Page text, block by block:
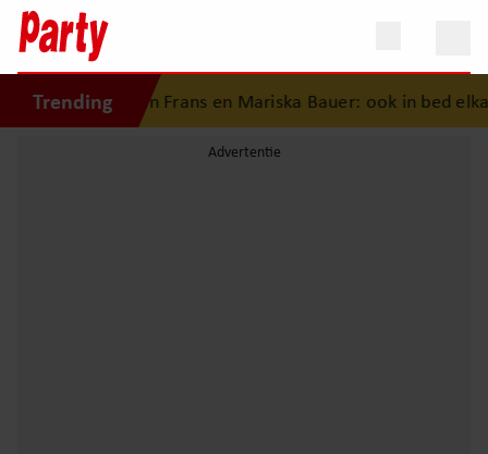
Trendingvan Frans en Mariska Bauer: ook in bed